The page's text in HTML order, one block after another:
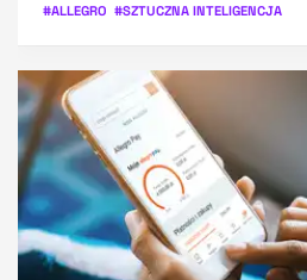
#ALLEGRO #SZTUCZNA INTELIGENCJA